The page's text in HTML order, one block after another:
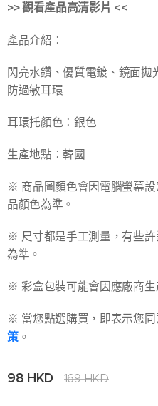
>> 觀看產品高清影片 <<
產品介紹︰
閃亮水鑽、優質電鍍、鏡面
防過敏耳環
耳環托顏色︰銀色
生產地點︰韓國
※ 商品圖顏色會因電腦螢幕
品顏色為準。
※ 尺寸都是手工測量，有些
為準。
※ 彩盒包裝可能會因應廠商生
※ 當您點選購買，即表示您同
策。
98 HKD 169HKD